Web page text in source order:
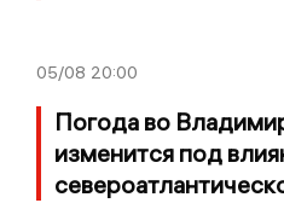
05/08 20:00
Погода во
изменится под